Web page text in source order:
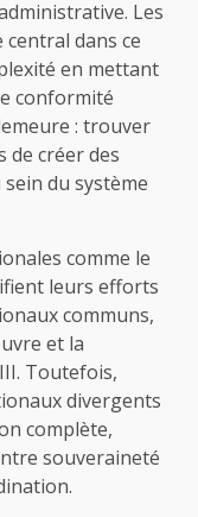
Les
dans ce
en mettant
conformité
: trouver
de créer des
du système
comme le
leurs efforts
communs,
et la
Toutefois,
divergents
complète,
souveraineté